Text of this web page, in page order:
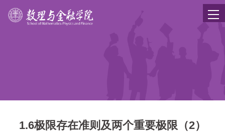
1.6极限存在准则及两个重要极限（2）